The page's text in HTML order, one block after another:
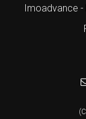
Imoadvance